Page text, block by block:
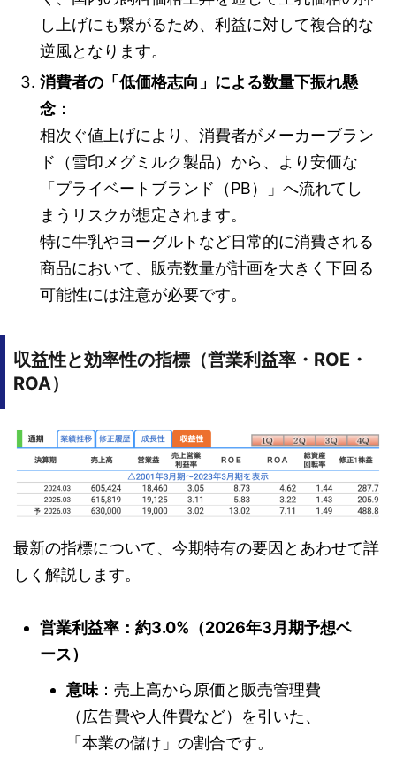
し上げにも繋がるため、利益に対して複合的な
逆風となります。
消費者の「低価格志向」による数量下振れ懸
念：
相次ぐ値上げにより、消費者がメーカーブラン
ド（雪印メグミルク製品）から、より安価な
「プライベートブランド（PB）」へ流れてし
まうリスクが想定されます。
特に牛乳やヨーグルトなど日常的に消費される
商品において、販売数量が計画を大きく下回る
可能性には注意が必要です。
収益性と効率性の指標（営業利益率・ROE・
ROA）
最新の指標について、今期特有の要因とあわせて詳
しく解説します。
営業利益率：約3.0%（2026年3月期予想ベ
ース）
意味 ：売上高から原価と販売管理費
（広告費や人件費など）を引いた、
「本業の儲け」の割合です。